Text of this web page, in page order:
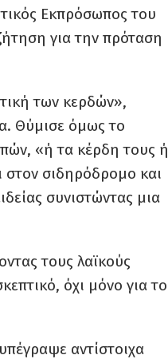
Εκπρόσωπος του
για την πρόταση
των κερδών»,
Θύμισε όμως το
«ή τα κέρδη τους ή
στον σιδηρόδρομο και
συνιστώντας μια
τους λαϊκούς
όχι μόνο για το
αντίστοιχα